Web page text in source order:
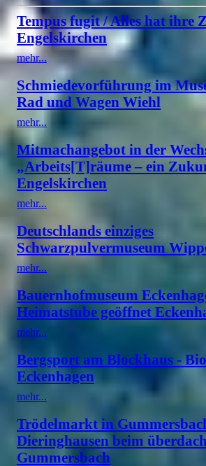
Tempus fugit / Alles hat ihre
Engelskirchen
mehr...
Schmiedevorführung im
Rad und Wagen Wiehl
mehr...
Mitmachangebot in der
„Arbeits[T]räume – ein
Engelskirchen
mehr...
Deutschlands einziges
Schwarzpulvermuseum
mehr...
Bauernhofmuseum
Heimatstube geöffnet
mehr...
Bergsport am Blockhaus -
Eckenhagen
mehr...
Trödelmarkt in
Dieringhausen beim
Gummersbach